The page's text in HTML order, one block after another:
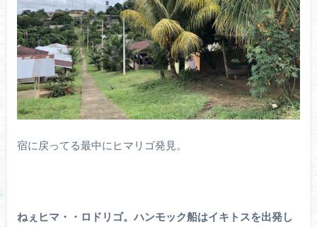
宿に戻ってる最中にヒマリゴ発見。
ねぇヒマ・・ロドリゴ。ハンモック船はイキトスを出発し